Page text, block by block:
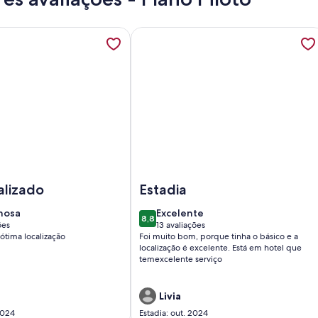
da UNB, abre em uma nova guia
localização
sobre OZPED Flats Particulares Athos Bulcão, abre em
Estadia
8,88,8 de 10
Excelente
excelente
13 avaliações
(13
avaliações)
Foi muito bom, porque tinha o básico e a
localização é excelente. Está em hotel que
temexcelente serviço
Livia
Estadia: out. 2024
Mais informações sobre OZPED